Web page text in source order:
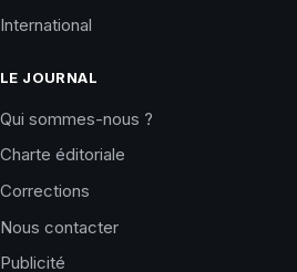
International
LE JOURNAL
Qui sommes-nous ?
Charte éditoriale
Corrections
Nous contacter
Publicité